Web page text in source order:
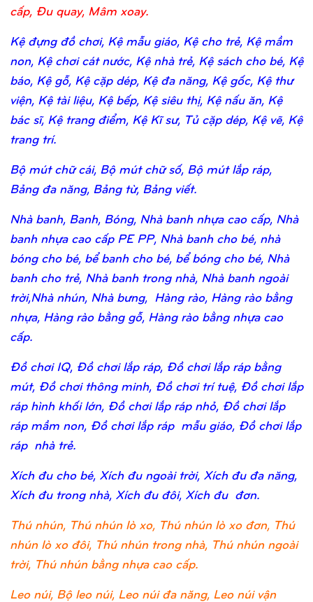
cấp, Đu quay, Mâm xoay.
Kệ đựng đồ chơi, Kệ mẫu giáo, Kệ cho trẻ, Kệ mầm
non, Kệ chơi cát nước, Kệ nhà trẻ, Kệ sách cho bé, Kệ
báo, Kệ gỗ, Kệ cặp dép, Kệ đa năng, Kệ gốc, Kệ thư
viện, Kệ tài liệu, Kệ bếp, Kệ siêu thị, Kệ nấu ăn, Kệ
bác sĩ, Kệ trang điểm, Kệ Kĩ sư, Tủ cặp dép, Kệ vẽ, Kệ
trang trí.
Bộ mút chữ cái, Bộ mút chữ số, Bộ mút lắp ráp,
Bảng đa năng, Bảng từ, Bảng viết.
Nhà banh, Banh, Bóng, Nhà banh nhựa cao cấp, Nhà
banh nhựa cao cấp PE PP, Nhà banh cho bé, nhà
bóng cho bé, bể banh cho bé, bể bóng cho bé, Nhà
banh cho trẻ, Nhà banh trong nhà, Nhà banh ngoài
trời,Nhà nhún, Nhà bưng, Hàng rào, Hàng rào bằng
nhựa, Hàng rào bằng gỗ, Hàng rào bằng nhựa cao
cấp.
Đồ chơi IQ, Đồ chơi lắp ráp, Đồ chơi lắp ráp bằng
mút, Đồ chơi thông minh, Đồ chơi trí tuệ, Đồ chơi lắp
ráp hình khối lớn, Đồ chơi lắp ráp nhỏ, Đồ chơi lắp
ráp mầm non, Đồ chơi lắp ráp mẫu giáo, Đồ chơi lắp
ráp nhà trẻ.
Xích đu cho bé, Xích đu ngoài trời, Xích đu đa năng,
Xích đu trong nhà, Xích đu đôi, Xích đu đơn.
Thú nhún, Thú nhún lò xo, Thú nhún lò xo đơn, Thú
nhún lò xo đôi, Thú nhún trong nhà, Thú nhún ngoài
trời, Thú nhún bằng nhựa cao cấp.
Leo núi, Bộ leo núi, Leo núi đa năng, Leo núi vận